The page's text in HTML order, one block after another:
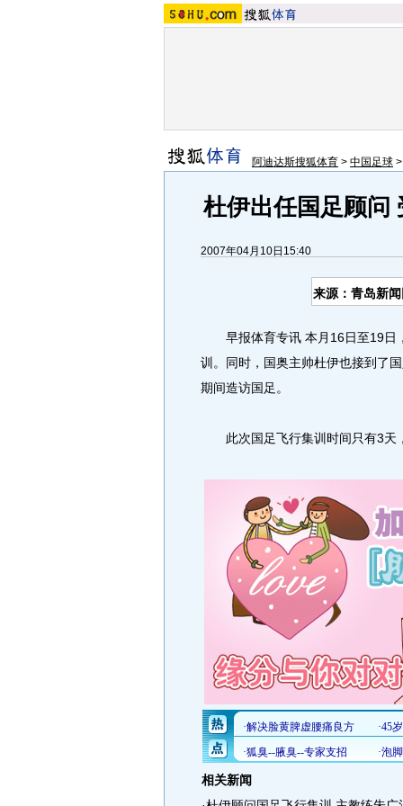
阿迪达斯搜狐体育 > 中国足球
杜伊出任国足顾问
2007年04月10日15:40
来源：青岛新
早报体育专讯 本月16日至19日
训。同时，国奥主帅杜伊也接到了
期间造访国足。
此次国足飞行集训时间只有3天
相关新闻